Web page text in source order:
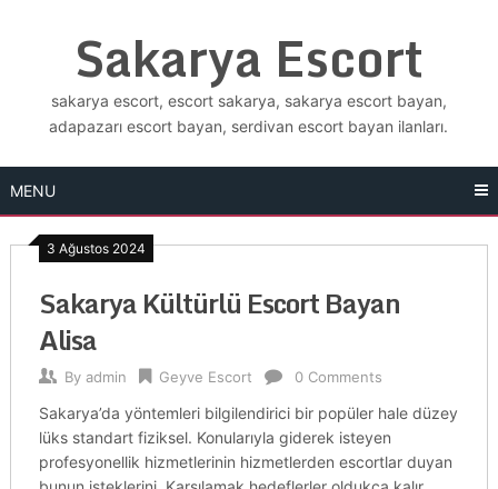
Sakarya Escort
sakarya escort, escort sakarya, sakarya escort bayan,
adapazarı escort bayan, serdivan escort bayan ilanları.
MENU
3 Ağustos 2024
Sakarya Kültürlü Escort Bayan
Alisa
By admin Geyve Escort 0 Comments
Sakarya’da yöntemleri bilgilendirici bir popüler hale düzey
lüks standart fiziksel. Konularıyla giderek isteyen
profesyonellik hizmetlerinin hizmetlerden escortlar duyan